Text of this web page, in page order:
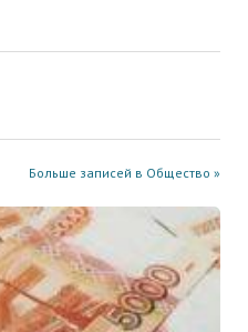
Больше записей в Общество »